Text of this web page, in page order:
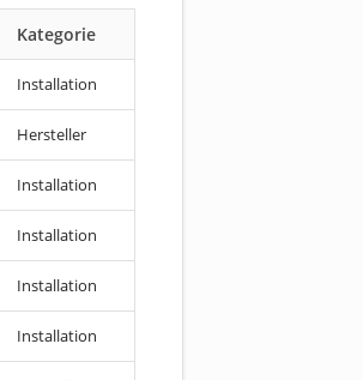
Kategorie
Installation
Hersteller
Installation
Installation
Installation
Installation